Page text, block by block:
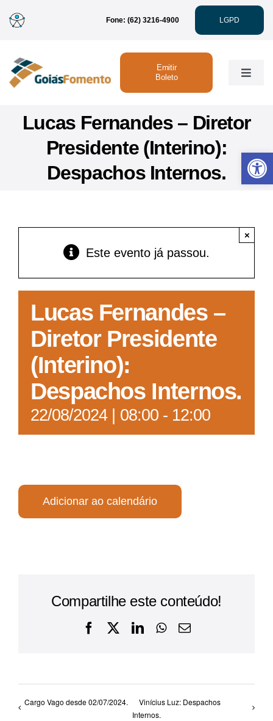
Abrir
para
conteúdo
Fone: (62) 3216-4900 LGPD
Toggle
Institucional
Linhas de Crédito
Acesso à Informação
Emitir
Boleto
Lucas Fernandes – Diretor
Presidente (Interino):
Despachos Internos.
Este evento já passou.
×
Lucas Fernandes –
Diretor Presidente
(Interino):
Despachos Internos.
22/08/2024 | 08:00- 12:00
Adicionar ao calendário
Compartilhe este conteúdo!
Facebook
X LinkedInWhatsApp
E-
Cargo Vago desde 02/07/2024.
Vinícius Luz: Despachos
Internos.